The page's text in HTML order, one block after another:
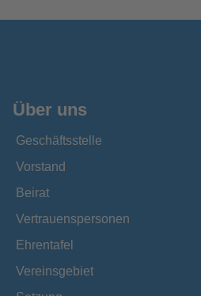
Über uns
Geschäftsstelle
Vorstand
Beirat
Vertrauenspersonen
Ehrentafel
Vereinsgebiet